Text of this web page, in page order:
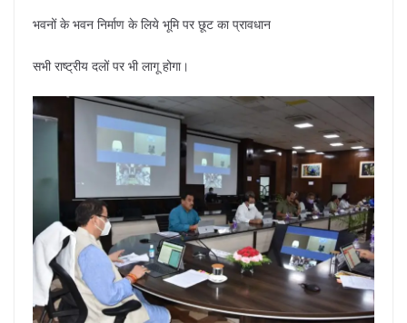
भवनों के भवन निर्माण के लिये भूमि पर छूट का प्रावधान
सभी राष्ट्रीय दलों पर भी लागू होगा।